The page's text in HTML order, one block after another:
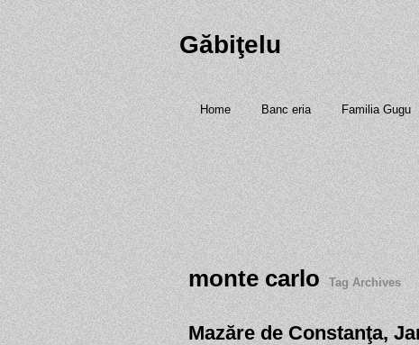
Găbiţelu
Home Banc eria Familia Gugu
monte carlo Tag Archives
Mazăre de Constanţa,